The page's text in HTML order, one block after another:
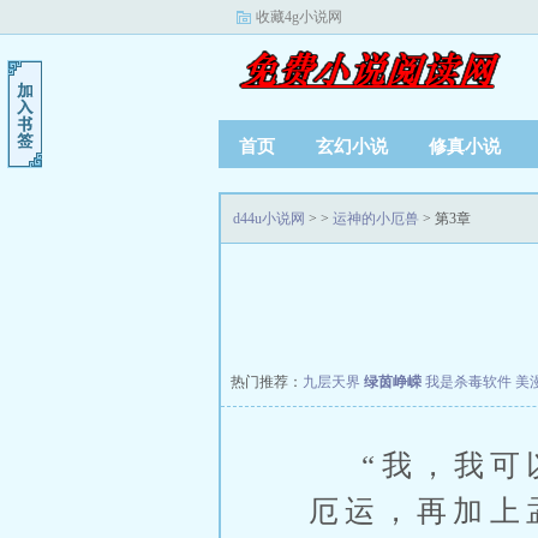
收藏4g小说网
首页 玄幻小说 修真小说
d44u小说网 > > 运神的小厄兽 > 第3章
热门推荐： 九层天界 绿茵峥嵘 我是杀毒软件 美
“我，我可
厄运，再加